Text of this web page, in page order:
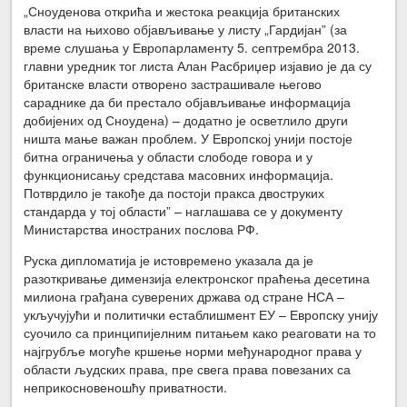
„Сноуденова открића и жестока реакција британских
власти на њихово објављивање у листу „Гардијан” (за
време слушања у Европарламенту 5. септрембра 2013.
главни уредник тог листа Алан Расбриџер изјавио је да су
британске власти отворено застрашивале његово
сараднике да би престало објављивање информација
добијених од Сноудена) – додатно је осветлило други
ништа мање важан проблем. У Европској унији постоје
битна ограничења у области слободе говора и у
функционисању средстава масовних информација.
Потврдило је такође да постоји пракса двоструких
стандарда у тој области” – наглашава се у документу
Министарства иностраних послова РФ.
Руска дипломатија је истовремено указала да је
разоткривање димензија електронског праћења десетина
милиона грађана суверених држава од стране НСА –
укључујући и политички естаблишмент ЕУ – Европску унију
суочило са принципијелним питањем како реаговати на то
најгрубље могуће кршење норми међународног права у
области људских права, пре свега права повезаних са
неприкосновеношћу приватности.